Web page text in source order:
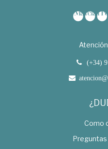
(+34)
Como